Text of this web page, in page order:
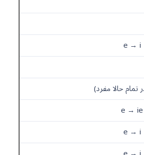
e → i
e → ie
e → i